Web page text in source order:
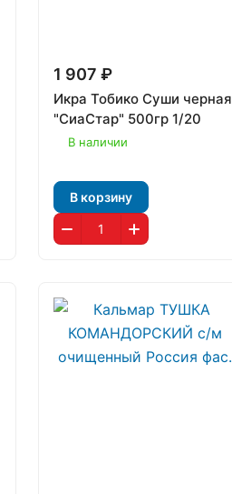
1 907 ₽
Икра Тобико Суши черная
"СиаСтар" 500гр 1/20
В наличии
В корзину